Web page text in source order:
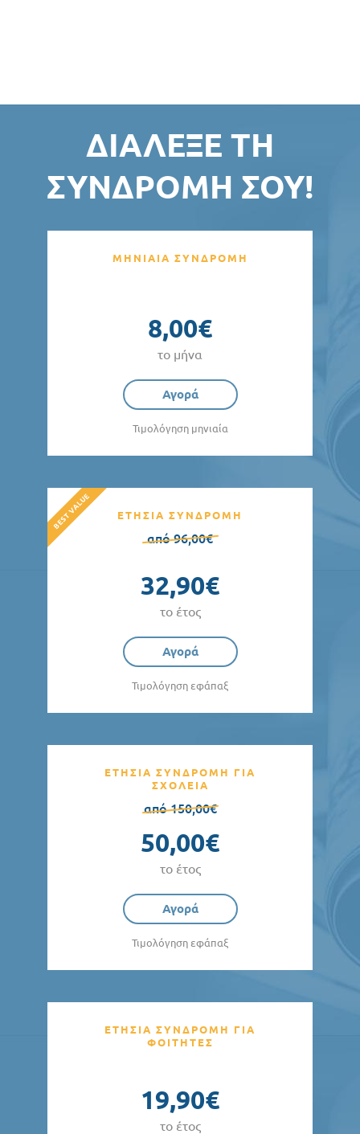
ΔΙΆΛΕΞΕ ΤΗ
ΣΥΝΔΡΟΜΉ ΣΟΥ!
ΜΗΝΙΑΙΑ ΣΥΝΔΡΟΜΗ
8,00€
το μήνα
Αγορά
Τιμολόγηση μηνιαία
ΕΤΗΣΙΑ ΣΥΝΔΡΟΜΗ
από 96,00€
32,90€
το έτος
Αγορά
Τιμολόγηση εφάπαξ
ΕΤΗΣΙΑ ΣΥΝΔΡΟΜΗ ΓΙΑ
ΣΧΟΛΕΙΑ
από 150,00€
50,00€
το έτος
Αγορά
Τιμολόγηση εφάπαξ
ΕΤΗΣΙΑ ΣΥΝΔΡΟΜΗ ΓΙΑ
ΦΟΙΤΗΤΕΣ
19,90€
το έτος